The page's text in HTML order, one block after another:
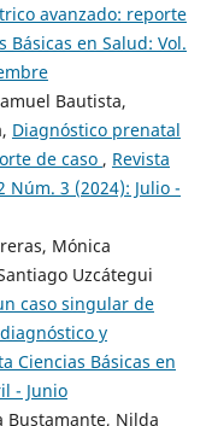
avanzado: reporte
Básicas en Salud: Vol.
Bautista,
Diagnóstico prenatal
de caso , Revista
Núm. 3 (2024): Julio -
Mónica
Uzcátegui
caso singular de
y
Ciencias Básicas en
- Junio
Bustamante, Nilda